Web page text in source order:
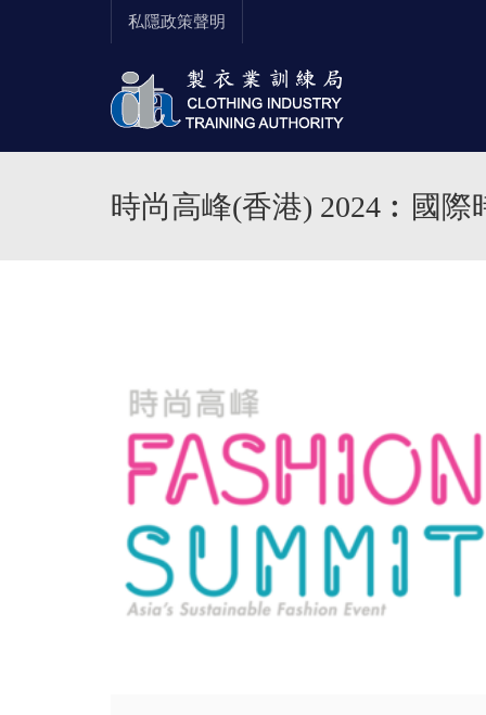
私隱政策聲明
時尚高峰(香港) 2024︰國際